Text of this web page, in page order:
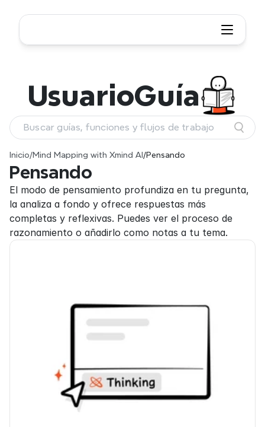
Inicio/Mind Mapping with Xmind AI /Pensando
Pensando
El modo de pensamiento profundiza en tu pregunta,
la analiza a fondo y ofrece respuestas más
completas y reflexivas. Puedes ver el proceso de
razonamiento o añadirlo como notas a tu tema.
UsuarioGuía
Buscar guías, funciones y flujos de trabajo